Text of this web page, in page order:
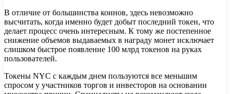
В отличие от большинства коинов, здесь невозможно
высчитать, когда именно будет добыт последний токен, что
делает процесс очень интересным. К тому же постепенное
снижение объемов выдаваемых в награду монет исключает
слишком быстрое появление 100 млрд токенов на руках
пользователей.
Токены NYC с каждым днем пользуются все меньшим
спросом у участников торгов и инвесторов на основании